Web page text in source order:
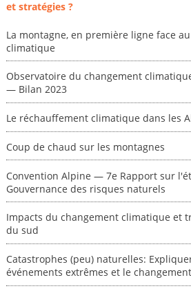
et stratégies ?
La montagne, en première ligne face
climatique
Observatoire du changement
— Bilan 2023
Le réchauffement climatique dans les
Coup de chaud sur les montagnes
Convention Alpine — 7e Rapport sur
Gouvernance des risques naturels
Impacts du changement climatique et
du sud
Catastrophes (peu) naturelles:
événements extrêmes et le